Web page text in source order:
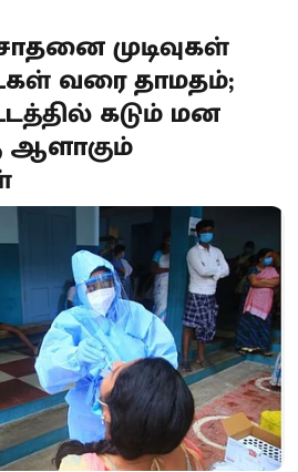
முடிவுகள்
வரை தாமதம்;
கடும் மன
ஆளாகும்